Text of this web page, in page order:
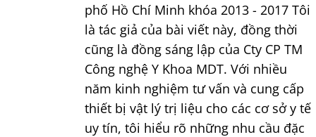
phố Hồ Chí Minh khóa 2013 - 2017 Tôi
là tác giả của bài viết này, đồng thời
cũng là đồng sáng lập của Cty CP TM
Công nghệ Y Khoa MDT. Với nhiều
năm kinh nghiệm tư vấn và cung cấp
thiết bị vật lý trị liệu cho các cơ sở y tế
uy tín, tôi hiểu rõ những nhu cầu đặc